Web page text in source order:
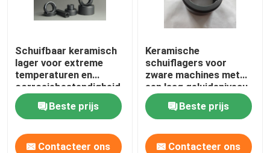
Schuifbaar keramisch
lager voor extreme
temperaturen en
corrosiebestendigheid
Beste prijs
Contacteer ons
Keramische
schuiflagers voor
zware machines met
een laag geluidsniveau
Beste prijs
Contacteer ons